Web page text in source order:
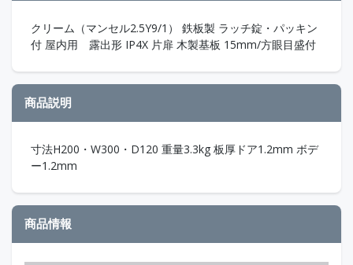
クリーム（マンセル2.5Y9/1） 鉄板製 ラッチ錠・パッキン
付 屋内用 露出形 IP4X 片扉 木製基板 15mm/方眼目盛付
商品説明
寸法H200・W300・D120 重量3.3kg 板厚ドア1.2mm ボデ
ー1.2mm
商品情報